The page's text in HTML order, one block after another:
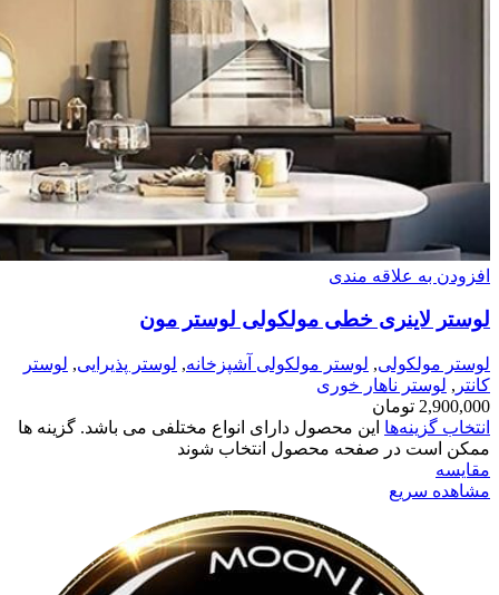
افزودن به علاقه مندی
لوستر لاینری خطی مولکولی لوستر مون
لوستر مولکولی, لوستر مولکولی آشپزخانه, لوستر پذیرایی, لوستر
کانتر , لوستر ناهار خوری
2,900,000 تومان
انتخاب گزینه‌ها این محصول دارای انواع مختلفی می باشد. گزینه ها
ممکن است در صفحه محصول انتخاب شوند
مقایسه
مشاهده سریع